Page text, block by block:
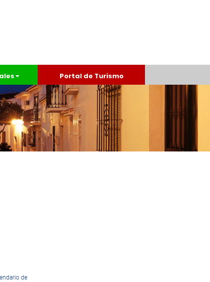
Portal de Turismo
de